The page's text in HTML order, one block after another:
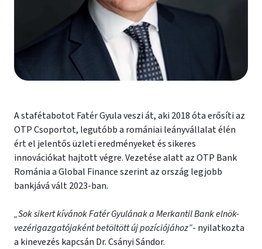
A stafétabotot Fatér Gyula veszi át, aki 2018 óta erősíti az
OTP Csoportot, legutóbb a romániai leányvállalat élén
ért el jelentős üzleti eredményeket és sikeres
innovációkat hajtott végre. Vezetése alatt az OTP Bank
Románia a Global Finance szerint az ország legjobb
bankjává vált 2023-ban.
„Sok sikert kívánok Fatér Gyulának a Merkantil Bank elnök-
vezérigazgatójaként betöltött új pozíciójához”- nyilatkozta
a kinevezés kapcsán Dr. Csányi Sándor.